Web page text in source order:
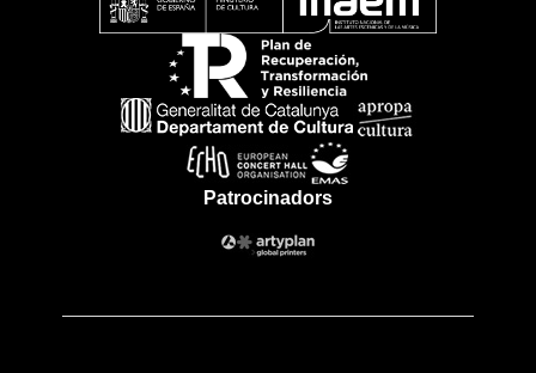
Patrocinadors